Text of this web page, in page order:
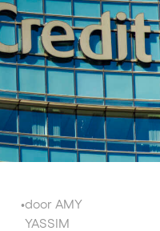
•door AMY
YASSIM